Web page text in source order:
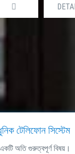
টেলিফোন সিস্টেম
একটি অতি গুরুত্বপূর্ণ বিষয়।